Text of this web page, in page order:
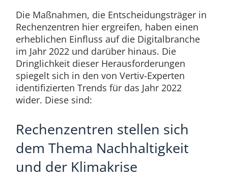
Die Maßnahmen, die Entscheidungsträger in
Rechenzentren hier ergreifen, haben einen
erheblichen Einfluss auf die Digitalbranche
im Jahr 2022 und darüber hinaus. Die
Dringlichkeit dieser Herausforderungen
spiegelt sich in den von Vertiv-Experten
identifizierten Trends für das Jahr 2022
wider. Diese sind:
Rechenzentren stellen sich
dem Thema Nachhaltigkeit
und der Klimakrise